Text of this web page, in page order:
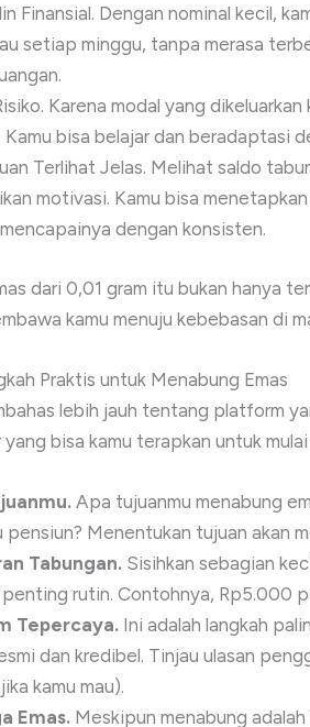
Finansial. Dengan nominal kecil,
setiap minggu, tanpa merasa
Karena modal yang
Kamu bisa belajar dan beradaptasi
Terlihat Jelas. Melihat saldo
motivasi. Kamu bisa
dengan konsisten.
dari 0,01 gram itu bukan hanya
kamu menuju kebebasan di
Praktis untuk Menabung Emas
lebih jauh tentang platform
yang bisa kamu terapkan untuk
Apa tujuanmu menabung
pensiun? Menentukan tujuan akan
Tabungan. Sisihkan sebagian
rutin. Contohnya, Rp5.000
Tepercaya. Ini adalah langkah
dan kredibel. Tinjau ulasan
kamu mau).
Emas. Meskipun menabung